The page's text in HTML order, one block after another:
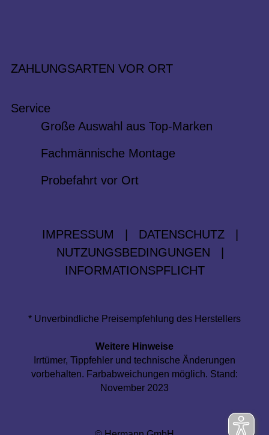
ZAHLUNGSARTEN VOR ORT
Service
Große Auswahl aus Top-Marken
Fachmännische Montage
Probefahrt vor Ort
IMPRESSUM DATENSCHUTZ
NUTZUNGSBEDINGUNGEN
INFORMATIONSPFLICHT
* Unverbindliche Preisempfehlung des Herstellers
Weitere Hinweise
Irrtümer, Tippfehler und technische Änderungen
vorbehalten. Farbabweichungen möglich. Stand:
November 2023